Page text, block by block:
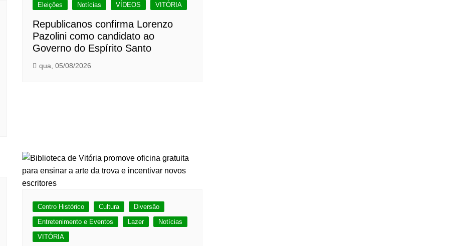
Eleições Notícias VÍDEOS VITÓRIA
Republicanos confirma Lorenzo
Pazolini como candidato ao
Governo do Espírito Santo
qua, 05/08/2026
Centro Histórico Cultura
Diversão
Entretenimento e Eventos
Lazer
Notícias
VITÓRIA